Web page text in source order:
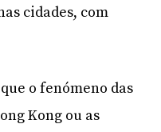
cidades, com
o fenómeno das
Kong ou as